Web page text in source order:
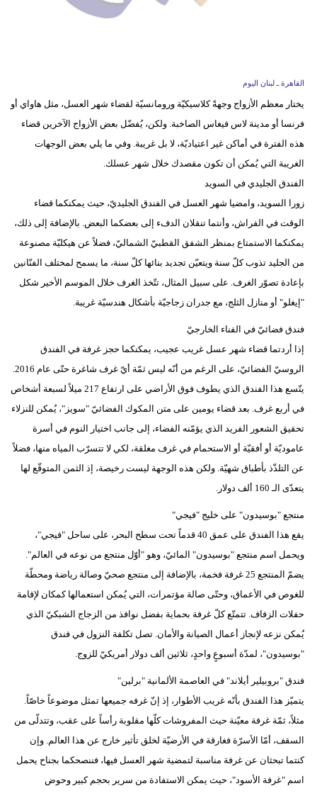
أزياء
إسلامية
مدوَّنات
أبراج
القاهرة ـ لبنان اليوم
يختار معظم الأزواج وجهةً كلاسيكيّة ورومانسيّة لقضاء شهر العسل، مثل هاواي أو
فرنسا أو مدينة لاس فيغاس الصاخبة. ولكن، يُفضّل بعض الأزواج الآخرين قضاء
هذه الفترة في أماكن غير اعتياديّة، لا بل غريبة. وفي ما يلي بعض الوجهات
الغريبة التي يُمكن أن تكون مقصدك خلال شهر عسلك.
الفندق الجليدي في السويد
زورا السويد، وامضيا شهر العسل في الفندق الجليديّ، حيث يمكنكما قضاء
الوقت في الفراش، وأنتما تنقلان الدفء إلى بعضكما البعض. بالإضافة إلى ذلك،
يمكنكما الاستمتاع بمنظر الشفق القطبيّ الشماليّ، فضلاً عن هيكليّة مصنوعة
من الجليد تذوب كلّ سنة ويتعيّن تجديد بنائها كلّ سنة، ما يسمح لمختلف الفنّانين
بإعادة تصوّر الغرف. على سبيل المثال، تتّخذ الغرف خلال الموسم الأخير شكل
"إيغلو" أو منازل الثلج، مع جدران زجاجيّة بأشكال هندسيّة غريبة.
فندق فضائيّ في الفناء الخارجيّ
إذا أردتما قضاء شهر عسل غريب عجيب، يمكنكما حجز غرفة في الفندق
يتّسع هذا الفندق الذي يطوف فوق الأراضي على ارتفاع 217 ميلاً لسبعة أشخاص
في أربع غرف. بعد قضاء يومين على متن المكوك الفضائيّ "سويز"، يُمكن للنزلاء
تحقيق الشعور الفريد الذي يؤمّنه الفضاء، إلى جانب اختيار النوم في أسرة
عاموديّة أو أفقيّة أو الاستحمام في غرف مغلقة، لكي لا تتسرّب المياه منها، فضلاً
عن التلذّذ بأطباق شهيّة. ولكن هذه الوجهة ليست رخيصة، إذ الثمن المتوقّع لها
يتعدّى الـ 160 ألف دولار.
منتجع "بوسيدون" على خليج "فيجي"
يقع هذا الفندق على عمق 40 قدماً تحت سطح البحر، على ساحل "فيجي"،
ويحمل اسم منتجع "بوسيدون" المائيّ، وهو "أوّل منتجع من نوعه في العالم".
يضمّ المنتجع 25 غرفة فخمة، بالإضافة إلى منتجع صحيّ وصالة رياضة ومحطّة
للغوص في الأعماق، وحتّى صالة مؤتمرات، التي يُمكن استعمالها كمكان لإقامة
حفلات الزفاف. تتمتّع كلّ غرفة بحماية بفضل نوافذ من الزجاج الشبكيّ الذي
يُمكن نزعه لإنجاز أعمال الصيانة والأمان. تصل تكلفة النزول في فندق
"بوسيدون"، لمدّة أسبوعٍ واحدٍ، ثلاثين ألف دولار أمريكيّ للزوج.
فندق "بروبيلير أيلاند" في العاصمة الألمانية "برلين"
يتميّز هذا الفندق بأنّه غريب الأطوار، إذ إنّ غرفه جميعها تمثل موضوعاً خاصّاً.
مثلاً، ثمّة غرفة معيّنة حيث المفروشات كلّها مقلوبة رأساً على عقب، وتتدلّى من
السقف، أمّا الأسرّة فغارقة في الأرضيّة لخلق تأثير خارج عن هذا العالم. وإن
كنتما تبحثان عن غرفة مناسبة لتمضية شهر العسل فيها، فننصحكما بجناح يحمل
اسم "غرفة الأسود"، حيث يمكن الاستفادة من سرير بحجم كبير وحوض